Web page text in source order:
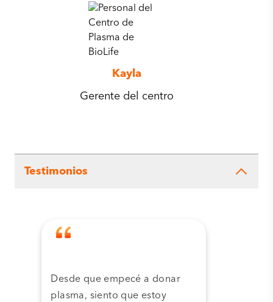
Kayla
Gerente del centro
Testimonios
Desde que empecé a donar
plasma, siento que estoy